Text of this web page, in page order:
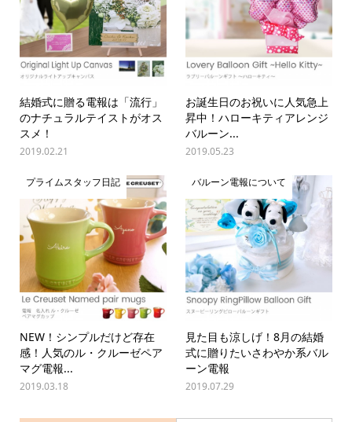
結婚式に贈る電報は「流行」
のナチュラルテイストがオス
スメ！
2019.02.21
お誕生日のお祝いに人気急上
昇中！ハローキティアレンジ
バルーン...
2019.05.23
プライムスタッフ日記
NEW！シンプルだけど存在
感！人気のル・クルーゼペア
マグ電報...
2019.03.18
バルーン電報について
見た目も涼しげ！8月の結婚
式に贈りたいさわやか系バル
ーン電報
2019.07.29